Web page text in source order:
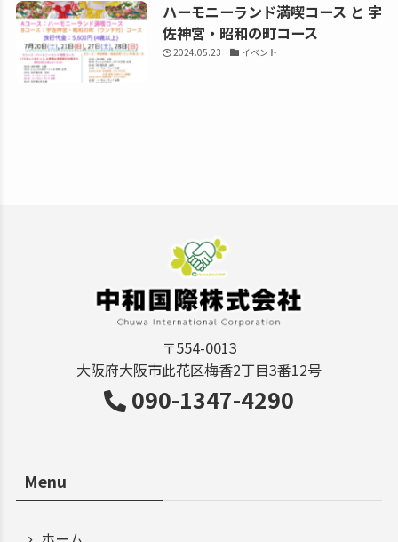
ハーモニーランド満喫コース と 宇
佐神宮・昭和の町コース
2024.05.23 イベント
〒554-0013
大阪府大阪市此花区梅香2丁目3番12号
090-1347-4290
Menu